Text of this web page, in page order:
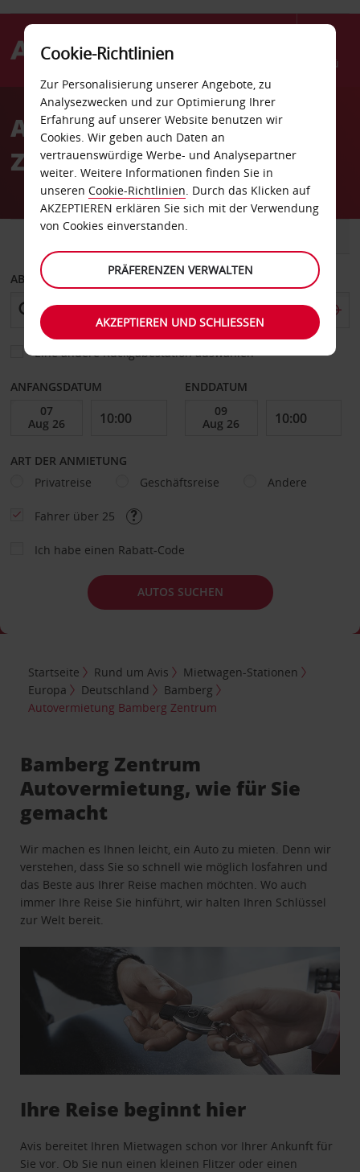
Menü
AvisAutovermietung Bamberg
Zentrum
ABHOLEN VON
Eine andere Rückgabestation auswählen
ANFANGSDATUM ENDDATUM
ART DER ANMIETUNG
Privatreise
Geschäftsreise Andere
Fahrer über 25
Ich habe einen Rabatt-Code
AUTOS SUCHEN
Startseite Rund um Avis
Mietwagen-Stationen
Europa
Deutschland
Bamberg
Autovermietung Bamberg Zentrum
Bamberg Zentrum
Autovermietung, wie für Sie
gemacht
Wir machen es Ihnen leicht, ein Auto zu mieten. Denn wir
verstehen, dass Sie so schnell wie möglich losfahren und
das Beste aus Ihrer Reise machen möchten. Wo auch
immer Ihre Reise Sie hinführt, wir halten Ihren Schlüssel
zur Welt bereit.
Ihre Reise beginnt hier
Avis bereitet Ihren Mietwagen schon vor Ihrer Ankunft für
Sie vor. Ob Sie nun einen kleinen Flitzer oder einen
Cookie-Richtlinien
Zur Personalisierung unserer Angebote, zu
Analysezwecken und zur Optimierung Ihrer
Erfahrung auf unserer Website benutzen wir
Cookies. Wir geben auch Daten an
vertrauenswürdige Werbe- und Analysepartner
weiter. Weitere Informationen finden Sie in
unseren Cookie-Richtlinien. Durch das Klicken auf
AKZEPTIEREN erklären Sie sich mit der Verwendung
von Cookies einverstanden.
PRÄFERENZEN VERWALTEN
AKZEPTIEREN UND SCHLIESSEN